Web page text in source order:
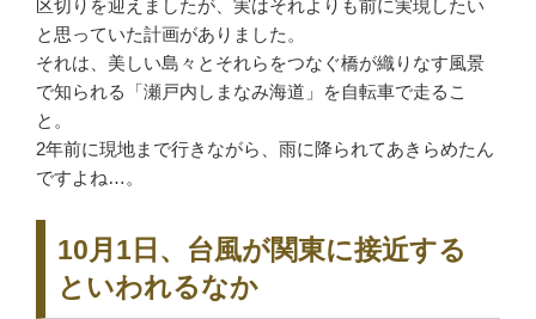
区切りを迎えましたが、実はそれよりも前に実現したい
と思っていた計画がありました。
それは、美しい島々とそれらをつなぐ橋が織りなす風景
で知られる「瀬戸内しまなみ海道」を自転車で走るこ
と。
2年前に現地まで行きながら、雨に降られてあきらめたん
ですよね…。
10月1日、台風が関東に接近する
といわれるなか